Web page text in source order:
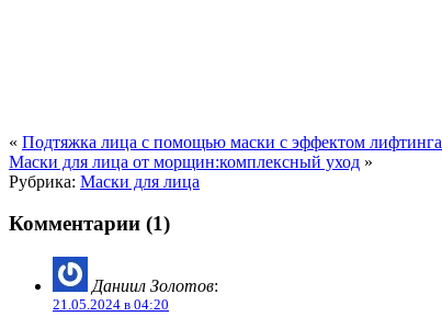
« Подтяжка лица с помощью маски с эффектом лифтинга
Маски для лица от морщин:комплексный уход »
Рубрика: Маски для лица
Комментарии (1)
Даниил Золотов:
21.05.2024 в 04:20